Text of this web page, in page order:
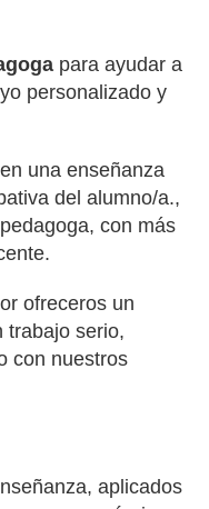
para ayudar a
personalizado y
una enseñanza
del alumno/a.,
con más
ofreceros un
trabajo serio,
con nuestros
aplicados